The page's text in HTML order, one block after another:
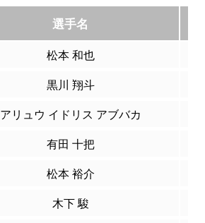
選手名
松本 和也
黒川 翔斗
アリュウ イドリス アブバカ
有田 十把
松本 裕介
木下 駿